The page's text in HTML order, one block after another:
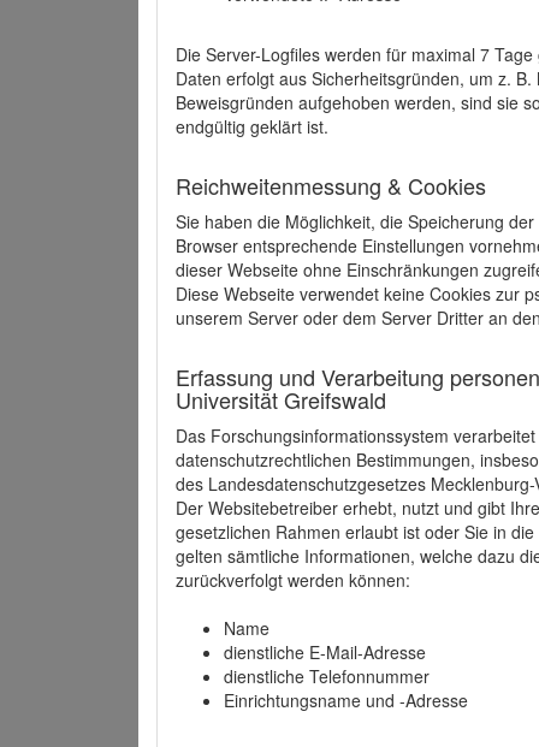
Die Server-Logfiles werden für maximal 7
Daten erfolgt aus Sicherheitsgründen, um z.
Beweisgründen aufgehoben werden, sind sie
endgültig geklärt ist.
Reichweitenmessung & Cookies
Sie haben die Möglichkeit, die Speicherung
Browser entsprechende Einstellungen
dieser Webseite ohne Einschränkungen
Diese Webseite verwendet keine Cookies zur
unserem Server oder dem Server Dritter an
Erfassung und Verarbeitung
Universität Greifswald
Das Forschungsinformationssystem
datenschutzrechtlichen Bestimmungen,
des Landesdatenschutzgesetzes
Der Websitebetreiber erhebt, nutzt und gibt
gesetzlichen Rahmen erlaubt ist oder Sie in
gelten sämtliche Informationen, welche dazu
zurückverfolgt werden können:
Name
dienstliche E-Mail-Adresse
dienstliche Telefonnummer
Einrichtungsname und -Adresse